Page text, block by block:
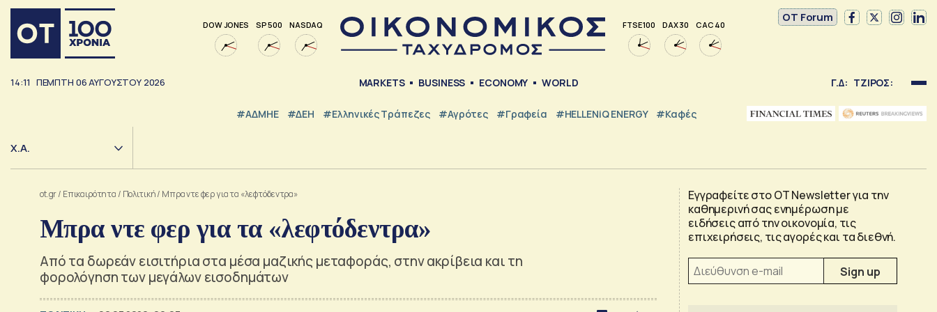
DOW JONES SP 500 NASDAQ FTSE 100 DAX 30 CAC 40
OT Forum
14:11 ΠΕΜΠΤΗ 06ΑΥΓΟΥΣΤΟΥ 2026 MARKETS BUSINESS ECONOMY WORLD Γ.Δ: ΤΖΙΡΟΣ:
#ΑΔΜΗΕ #ΔΕΗ #ελληνικές Τράπεζες #Αγρότες #Γραφεία #HELLENiQ ENERGY #καφές
Χ.Α.
ot.gr/ Επικαιρότητα / Πολιτική/ Μπρα ντε φερ για τα «λεφτόδεντρα»
Μπρα ντε φερ για τα «λεφτόδεντρα»
Από τα δωρεάν εισιτήρια στα μέσα μαζικής μεταφοράς, στην ακρίβεια και τη
φορολόγηση των μεγάλων εισοδημάτων
Εγγραφείτε στο OT Newsletter για την
καθημερινή σας ενημέρωση με
ειδήσεις από την οικονομία, τις
επιχειρήσεις, τις αγορές και τα διεθνή.